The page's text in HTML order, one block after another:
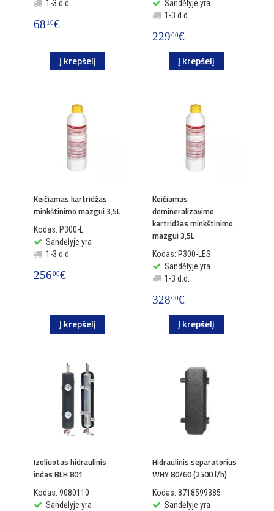
1-3 d.d.
68 10€
Į krepšelį
Sandėlyje yra
1-3 d.d.
22900€
Į krepšelį
Keičiamas kartridžas
minkštinimo mazgui 3,5L
Kodas: P300-L
Sandėlyje yra
1-3 d.d.
25600€
Į krepšelį
Keičiamas
demineralizavimo
kartridžas minkštinimo
mazgui 3,5L
Kodas: P300-LES
Sandėlyje yra
1-3 d.d.
32800€
Į krepšelį
Izoliuotas hidraulinis
indas BLH 801
Kodas: 9080110
Sandėlyje yra
Hidraulinis separatorius
WHY 80/60 (2500 l/h)
Kodas: 8718599385
Sandėlyje yra